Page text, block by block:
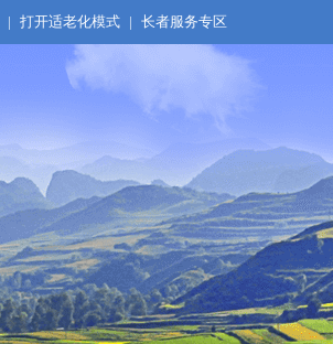
| 打开适老化模式 | 长者服务专区